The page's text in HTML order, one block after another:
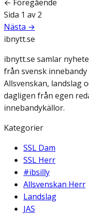
← Föregående
Sida 1 av 2
Nästa →
ibnytt.se
ibnytt.se samlar
från svensk innebandy
Allsvenskan, landslag
dagligen från egen
innebandykällor.
Kategorier
SSL Dam
SSL Herr
#ibsilly
Allsvenskan Herr
Landslag
JAS